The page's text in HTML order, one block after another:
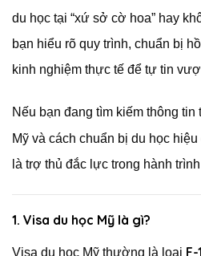
du học tại “xứ sở cờ hoa” hay
bạn hiểu rõ quy trình, chuẩn bị
kinh nghiệm thực tế để tự tin
Nếu bạn đang tìm kiếm thông
Mỹ và cách chuẩn bị du học hiệu
là trợ thủ đắc lực trong hành
1. Visa du học Mỹ là gì?
Visa du học Mỹ thường là loại F-1